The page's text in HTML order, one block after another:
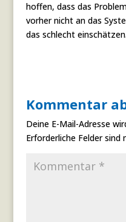
hoffen, dass das
vorher nicht an das
das schlecht einschätzen.
Kommentar
Deine E-Mail-Adresse
Erforderliche Felder sind